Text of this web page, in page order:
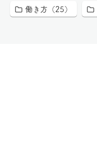
働き方（25）